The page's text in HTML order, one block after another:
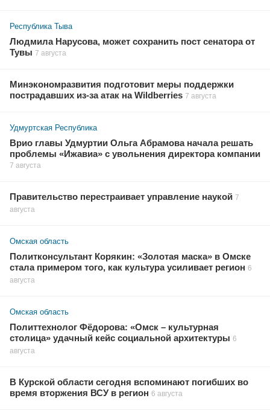
Республика Тыва
Людмила Нарусова, может сохранить пост сенатора от
Тувы 7 августа
Минэкономразвития подготовит меры поддержки
пострадавших из-за атак на Wildberries 7 августа
Удмуртская Республика
Врио главы Удмуртии Ольга Абрамова начала решать
проблемы «Ижавиа» с увольнения директора компании
7 августа
Правительство перестраивает управление наукой 7
августа
Омская область
Политконсультант Корякин: «Золотая маска» в Омске
стала примером того, как культура усиливает регион 6
августа
Омская область
Политтехнолог Фёдорова: «Омск – культурная
столица» удачный кейс социальной архитектуры 6
августа
В Курской области сегодня вспоминают погибших во
время вторжения ВСУ в регион 6 августа